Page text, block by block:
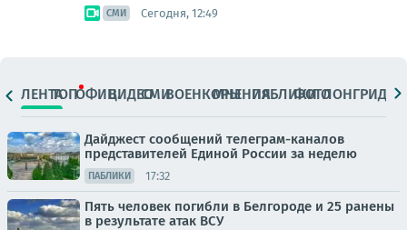
СМИ Сегодня, 12:49
ЛЕНТАТОПОФИЦ.ВИДЕОСМИВОЕНКОРЫМНЕНИЯПАБЛИКИ
ФОТОЛОНГРИДЫ
Дайджест сообщений телеграм-каналов
представителей Единой России за неделю
ПАБЛИКИ 17:32
Пять человек погибли в Белгороде и 25 ранены
в результате атак ВСУ